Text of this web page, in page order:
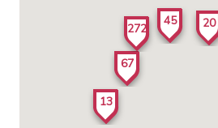
20
67
13
272
45